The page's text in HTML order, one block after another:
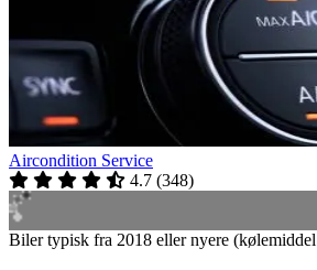
Aircondition Service
4.7 (348)
Biler typisk fra 2018 eller nyere